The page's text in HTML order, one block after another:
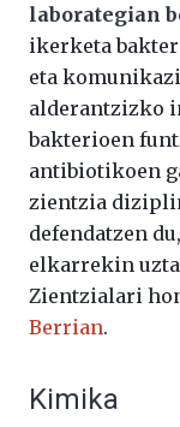
laborategian
ikerketa
eta
alderantzizko
bakterioen
antibiotikoen
zientzia
defendatzen
elkarrekin
Zientzialari
Berrian.
Kimika